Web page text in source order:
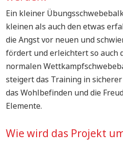
Ein kleiner
kleinen als auch den etwas
die Angst vor neuen und
fördert und erleichtert so auch
normalen
steigert das Training in
das Wohlbefinden und die
Elemente.
Wie wird das Projekt